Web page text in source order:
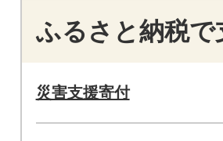
ふるさと納税で
災害支援寄付